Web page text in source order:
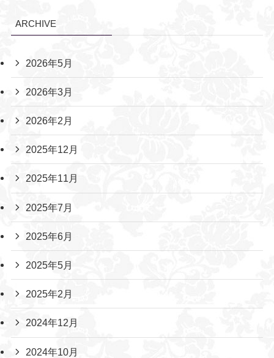
ARCHIVE
2026年5月
2026年3月
2026年2月
2025年12月
2025年11月
2025年7月
2025年6月
2025年5月
2025年2月
2024年12月
2024年10月